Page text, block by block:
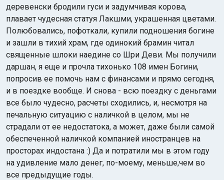
деревенски бродили гуси и задумчивая корова,
плавает чудесная статуя Лакшми, украшенная цветами.
Полюбовались, пофоткали, купили подношения богине
и зашли в тихий храм, где одинокий брамин читал
священные шлоки наедине со Шри Деви. Мы получили
даршан, я еще и прочла тихонько 108 имен Богини,
попросив ее помочь нам с финансами и прямо сегодня,
и в поездке вообще. И снова - всю поездку с деньгами
все было чудесно, расчеты сходились, и, несмотря на
печальную ситуацию с наличкой в целом, мы не
страдали от ее недостатока, а может, даже были самой
обеспеченной наличкой компанией иностранцев на
просторах индостана :) Да и потратили мы в этом году
на удивление мало денег, по-моему, меньше,чем во
все предыдущие годы.